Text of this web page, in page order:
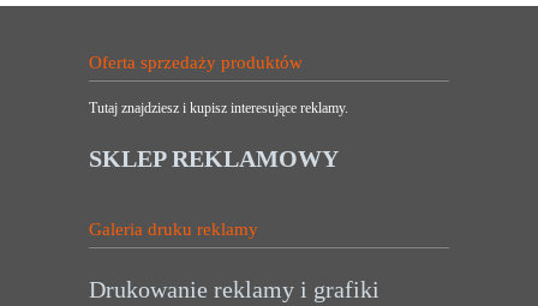
Oferta sprzedaży produktów
Tutaj znajdziesz i kupisz interesujące reklamy.
SKLEP REKLAMOWY
Galeria druku reklamy
Drukowanie reklamy i grafiki